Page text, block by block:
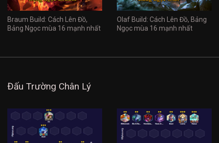
Braum Build: Cách Lên Đồ,
Bảng Ngọc mùa 16 mạnh nhất
Olaf Build: Cách Lên Đồ, Bảng
Ngọc mùa 16 mạnh nhất
Đấu Trường Chân Lý